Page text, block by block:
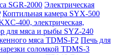
SGR-2000 Электрическая
Коптильная камера SYX-500
400, электрическая,
для мяса и рыбы SYZ-240
мяса TDMS-F2 Печь для
соломкой TDMS-3